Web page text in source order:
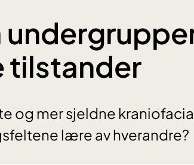
tilstander
og mer sjeldne
lære av hverandre?